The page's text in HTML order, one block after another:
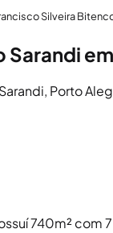
Silveira
Sarandi
Porto
740m² com